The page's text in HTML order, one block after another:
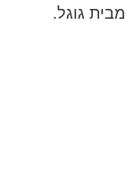
מבית גוגל.